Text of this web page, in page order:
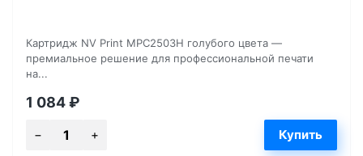
Картридж NV Print MPC2503H голубого цвета —
премиальное решение для профессиональной печати
на...
1 084₽